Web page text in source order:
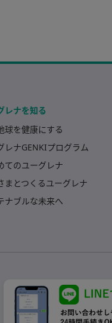
レナを知る
球を健康にする
レナGENKIプログラム
てのユーグレナ
まとつくるユーグレナ
ナブルな未来へ